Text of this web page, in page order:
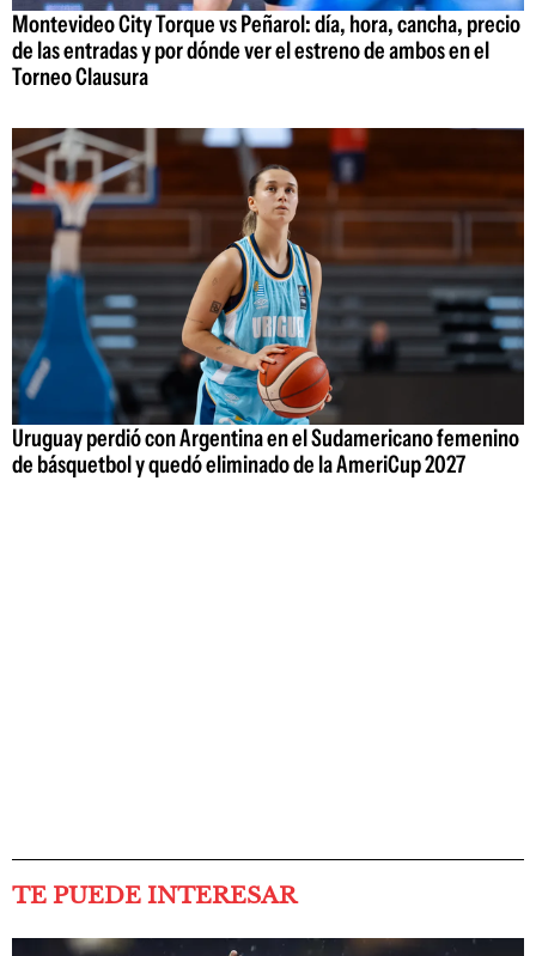
Montevideo City Torque vs Peñarol: día, hora, cancha, precio
de las entradas y por dónde ver el estreno de ambos en el
Torneo Clausura
Uruguay perdió con Argentina en el Sudamericano femenino
de básquetbol y quedó eliminado de la AmeriCup 2027
TE PUEDE INTERESAR